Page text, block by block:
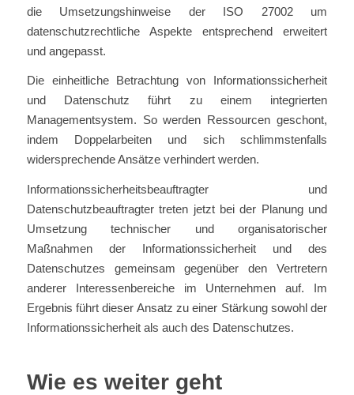
die Umsetzungshinweise der ISO 27002 um
datenschutzrechtliche Aspekte entsprechend erweitert
und angepasst.
Die einheitliche Betrachtung von Informationssicherheit
und Datenschutz führt zu einem integrierten
Managementsystem. So werden Ressourcen geschont,
indem Doppelarbeiten und sich schlimmstenfalls
widersprechende Ansätze verhindert werden.
Informationssicherheitsbeauftragter und
Datenschutzbeauftragter treten jetzt bei der Planung und
Umsetzung technischer und organisatorischer
Maßnahmen der Informationssicherheit und des
Datenschutzes gemeinsam gegenüber den Vertretern
anderer Interessenbereiche im Unternehmen auf. Im
Ergebnis führt dieser Ansatz zu einer Stärkung sowohl der
Informationssicherheit als auch des Datenschutzes.
Wie es weiter geht